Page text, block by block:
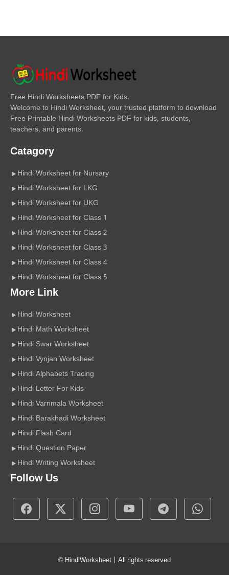
Free Hindi Worksheets PDF for Kids.
Welcome to Hindi Worksheet, your trusted platform to download
Free Printable Hindi Worksheets PDF for kids, students,
teachers, and parents.
Catagory
Hindi Worksheet for Nursary
Hindi Worksheet for LKG
Hindi Worksheet for UKG
Hindi Worksheet for Class 1
Hindi Worksheet for Class 2
Hindi Worksheet for Class 3
Hindi Worksheet for Class 4
Hindi Worksheet for Class 5
More Link
Hindi Worksheet
Hindi Math Worksheet
Hindi Swar Worksheet
Hindi Vynjan Worksheet
Hindi Alphabets Tracing
Hindi Letter For Kids
Hindi Varnmala Worksheet
Hindi Barakhadi Worksheet
Hindi Flash Card
Hindi Question Paper
Hindi Writing Worksheet
Follow Us
© HindiWorksheet | All rights reserved